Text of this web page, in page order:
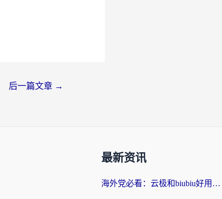
后一篇文章 →
最新资讯
海外党必看：云极和biubiu好用吗？3步选对回国加速器，无缝刷国内剧玩手游